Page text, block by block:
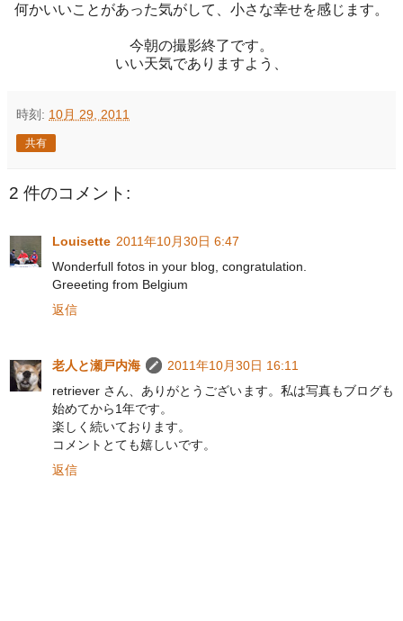
何かいいことがあった気がして、小さな幸せを感じます。
今朝の撮影終了です。
いい天気でありますよう、
時刻: 10月 29, 2011
共有
2 件のコメント:
Louisette 2011年10月30日 6:47
Wonderfull fotos in your blog, congratulation.
Greeeting from Belgium
返信
老人と瀬戸内海
2011年10月30日 16:11
retriever さん、ありがとうございます。私は写真もブログも
始めてから1年です。
楽しく続いております。
コメントとても嬉しいです。
返信